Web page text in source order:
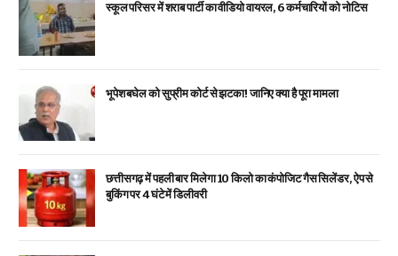
स्कूल परिसर में शराब पार्टी का वीडियो वायरल, 6 कर्मचारियों को नोटिस
भूपेश बघेल को सुप्रीम कोर्ट से झटका! जानिए क्या है पूरा मामला
छत्तीसगढ़ में पहली बार मिलेगा 10 किलो का कंपोजिट गैस सिलेंडर, ऐप से
बुकिंग पर 4 घंटे में डिलीवरी